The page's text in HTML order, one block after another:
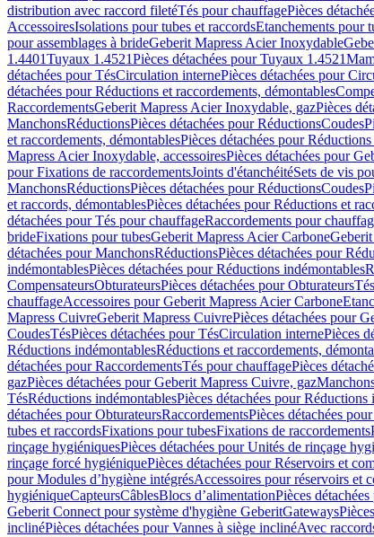
distribution avec raccord filetéTés pour chauffagePièces
AccessoiresIsolations pour tubes et raccordsEtanchements pour
pour assemblages à brideGeberit Mapress Acier Inoxydable
1.4401Tuyaux 1.4521Pièces détachées pour Tuyaux 1.4521
détachées pour TésCirculation internePièces détachées pour
détachées pour Réductions et raccordements, démontables
RaccordementsGeberit Mapress Acier Inoxydable, gazPièces
ManchonsRéductionsPièces détachées pour RéductionsCoudes
et raccordements, démontablesPièces détachées pour
Mapress Acier Inoxydable, accessoiresPièces détachées pour
pour Fixations de raccordementsJoints d'étanchéitéSets de vis
ManchonsRéductionsPièces détachées pour RéductionsCoudes
et raccords, démontablesPièces détachées pour Réductions et
détachées pour Tés pour chauffageRaccordements pour
brideFixations pour tubesGeberit Mapress Acier Carbone
détachées pour ManchonsRéductionsPièces détachées pour
indémontablesPièces détachées pour Réductions indémontables
CompensateursObturateursPièces détachées pour Obturateurs
chauffageAccessoires pour Geberit Mapress Acier Carbone
Mapress CuivreGeberit Mapress CuivrePièces détachées pour
CoudesTésPièces détachées pour TésCirculation internePièces
Réductions indémontablesRéductions et raccordements,
détachées pour RaccordementsTés pour chauffagePièces
gazPièces détachées pour Geberit Mapress Cuivre, gaz
TésRéductions indémontablesPièces détachées pour Réductions
détachées pour ObturateursRaccordementsPièces détachées
tubes et raccordsFixations pour tubesFixations de raccordements
rinçage hygiéniquesPièces détachées pour Unités de rinçage
rinçage forcé hygiéniquePièces détachées pour Réservoirs et
pour Modules d’hygiène intégrésAccessoires pour réservoirs et
hygiéniqueCapteursCâblesBlocs d’alimentationPièces
Geberit Connect pour système d'hygiène GeberitGateways
inclinéPièces détachées pour Vannes à siège inclinéAvec